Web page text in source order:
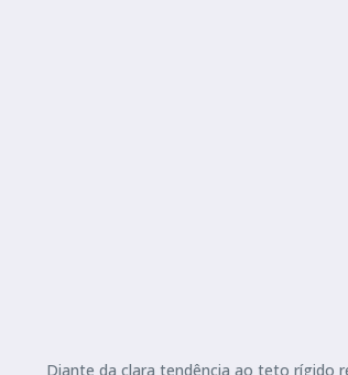
Diante da clara tendência ao teto rígido